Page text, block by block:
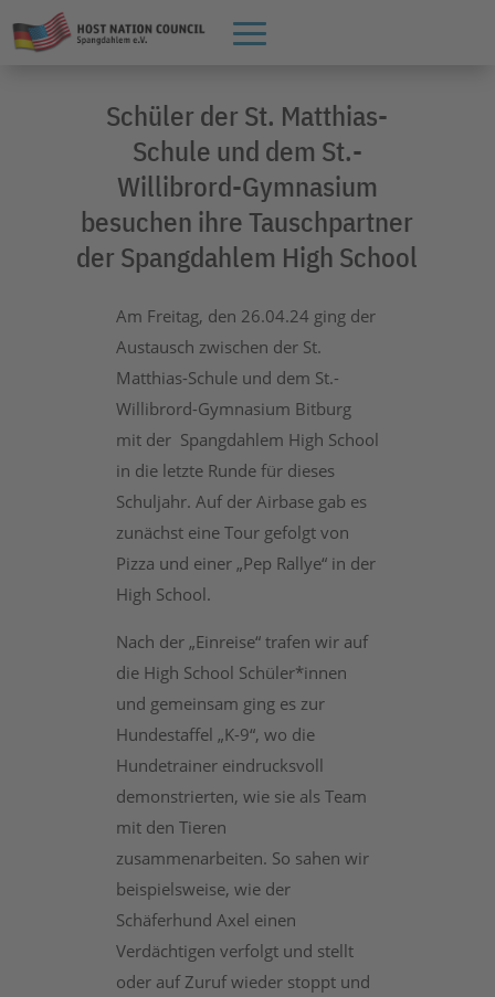
Schüler der St. Matthias-
Schule und dem St.-
Willibrord-Gymnasium
besuchen ihre Tauschpartner
der Spangdahlem High School
Am Freitag, den 26.04.24 ging der
Austausch zwischen der St.
Matthias-Schule und dem St.-
Willibrord-Gymnasium Bitburg
mit der Spangdahlem High School
in die letzte Runde für dieses
Schuljahr. Auf der Airbase gab es
zunächst eine Tour gefolgt von
Pizza und einer „Pep Rallye“ in der
High School.
Nach der „Einreise“ trafen wir auf
die High School Schüler*innen
und gemeinsam ging es zur
Hundestaffel „K-9“, wo die
Hundetrainer eindrucksvoll
demonstrierten, wie sie als Team
mit den Tieren
zusammenarbeiten. So sahen wir
beispielsweise, wie der
Schäferhund Axel einen
Verdächtigen verfolgt und stellt
oder auf Zuruf wieder stoppt und